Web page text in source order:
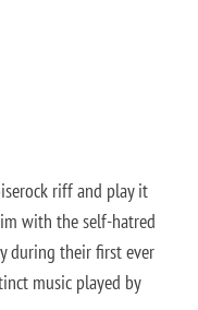
riff and play it
with the self-hatred
during their first ever
music played by